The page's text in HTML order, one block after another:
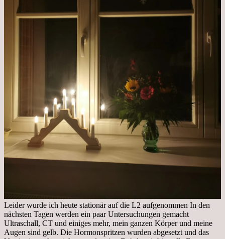
Leider wurde ich heute stationär auf die L2 aufgenommen In den
nächsten Tagen werden ein paar Untersuchungen gemacht
Ultraschall, CT und einiges mehr, mein ganzen Körper und meine
Augen sind gelb. Die Hormonspritzen wurden abgesetzt und das